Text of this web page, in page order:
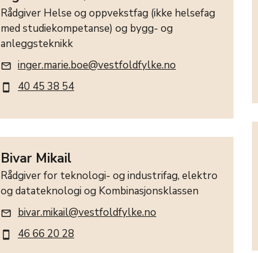
Rådgiver Helse og oppvekstfag (ikke helsefag
med studiekompetanse) og bygg- og
anleggsteknikk
mail_outline inger.marie.boe@vestfoldfylke.no
smartphone 40 45 38 54
Bivar Mikail
Rådgiver for teknologi- og industrifag, elektro
og datateknologi og Kombinasjonsklassen
mail_outline bivar.mikail@vestfoldfylke.no
smartphone 46 66 20 28